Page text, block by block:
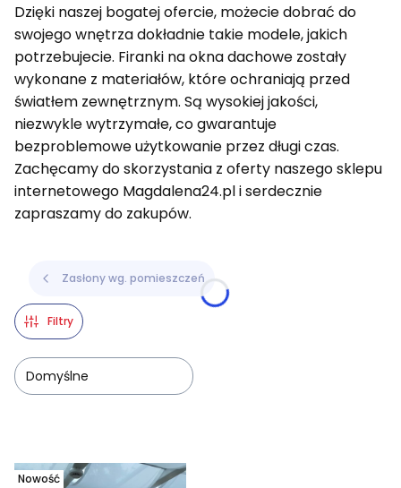
Dzięki naszej bogatej ofercie, możecie dobrać do
swojego wnętrza dokładnie takie modele, jakich
potrzebujecie. Firanki na okna dachowe zostały
wykonane z materiałów, które ochraniają przed
światłem zewnętrznym. Są wysokiej jakości,
niezwykle wytrzymałe, co gwarantuje
bezproblemowe użytkowanie przez długi czas.
Zachęcamy do skorzystania z oferty naszego sklepu
internetowego Magdalena24.pl i serdecznie
zapraszamy do zakupów.
Zasłony wg. pomieszczeń
Filtry
Domyślne
Nowość